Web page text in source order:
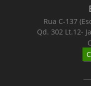
Rua C-137
Qd. 302 Lt.12-